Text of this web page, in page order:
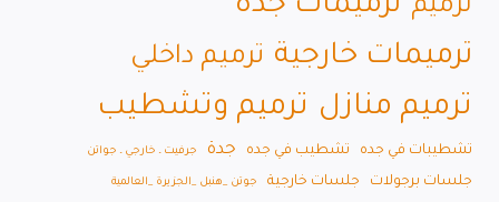
ترميم
ترميمات خارجية ترميم داخلي
ترميم منازل ترميم وتشطيب
تشطيبات في جده تشطيب في جده جدة جرفيت ـ خارجي ـ جواتن
جلسات برجولات جلسات خارجية جوتن _هنبل _الجزيرة _العالمية